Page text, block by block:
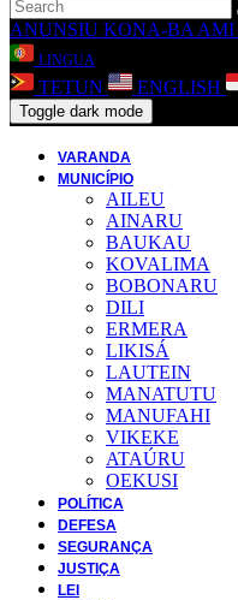
ANUNSIU KONA-BA AMI
LINGUA
TETUN ENGLISH
Toggle dark mode
VARANDA
MUNICÍPIO
AILEU
AINARU
BAUKAU
KOVALIMA
BOBONARU
DILI
ERMERA
LIKISÁ
LAUTEIN
MANATUTU
MANUFAHI
VIKEKE
ATAÚRU
OEKUSI
POLÍTICA
DEFESA
SEGURANÇA
JUSTIÇA
LEI